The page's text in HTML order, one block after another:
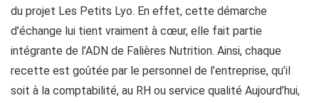
du projet Les Petits Lyo. En effet, cette démarche
d’échange lui tient vraiment à cœur, elle fait partie
intégrante de l’ADN de Falières Nutrition. Ainsi, chaque
recette est goûtée par le personnel de l’entreprise, qu’il
soit à la comptabilité, au RH ou service qualité Aujourd’hui,